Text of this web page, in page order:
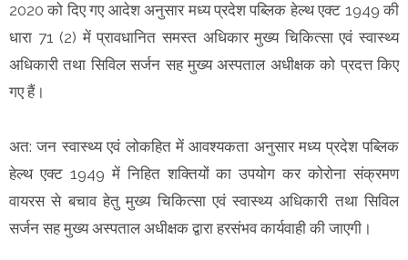
2020 को दिए गए आदेश अनुसार मध्य प्रदेश पब्लिक हेल्थ एक्ट 1949 की
धारा 71 (2) में प्रावधानित समस्त अधिकार मुख्य चिकित्सा एवं स्वास्थ्य
अधिकारी तथा सिविल सर्जन सह मुख्य अस्पताल अधीक्षक को प्रदत्त किए
गए हैं।
अत: जन स्वास्थ्य एवं लोकहित में आवश्यकता अनुसार मध्य प्रदेश पब्लिक
हेल्थ एक्ट 1949 में निहित शक्तियों का उपयोग कर कोरोना संक्रमण
वायरस से बचाव हेतु मुख्य चिकित्सा एवं स्वास्थ्य अधिकारी तथा सिविल
सर्जन सह मुख्य अस्पताल अधीक्षक द्वारा हरसंभव कार्यवाही की जाएगी।